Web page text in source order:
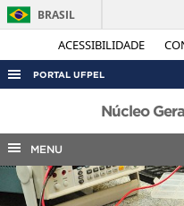
ACESSIBILIDADE
BRASIL
PORTAL UFPEL
ACESSO À INFORMAÇÃO
AUDITORIA
COBALTO
CONCURSOS
Núcleo
MENU